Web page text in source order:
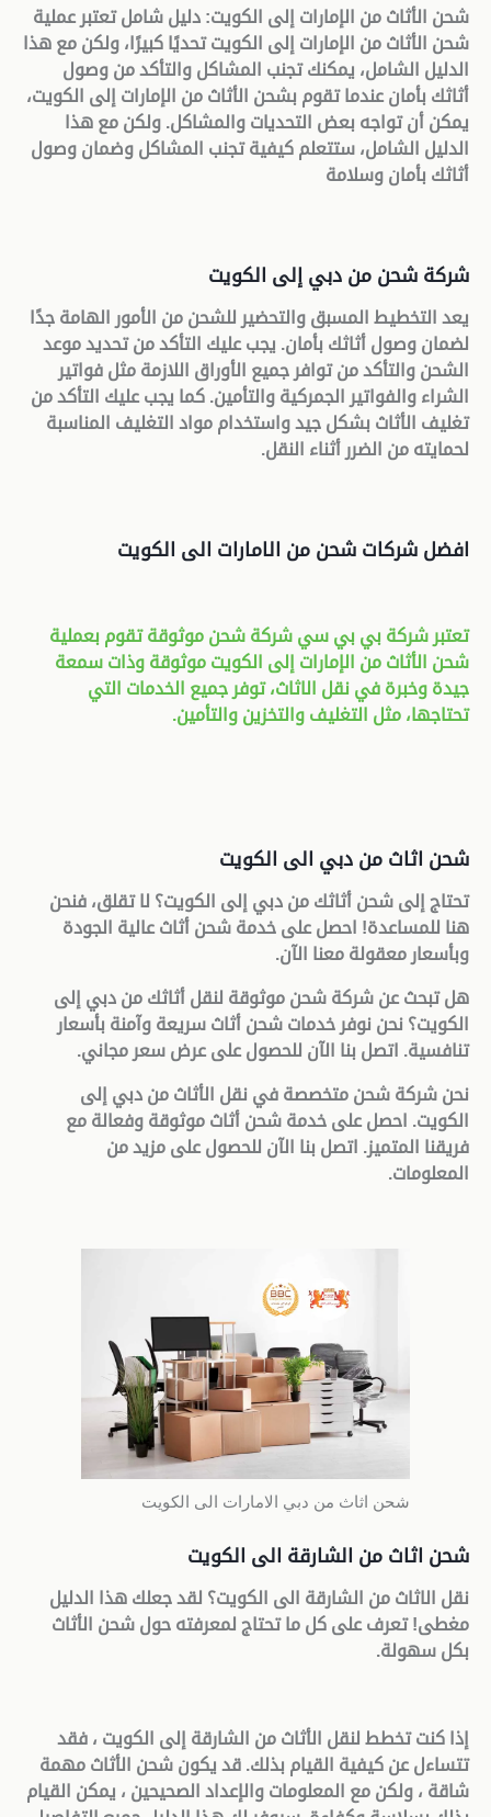
شحن الأثاث من الإمارات إلى الكويت: دليل شامل تعتبر عملية
شحن الأثاث من الإمارات إلى الكويت تحديًا كبيرًا، ولكن مع هذا
الدليل الشامل، يمكنك تجنب المشاكل والتأكد من وصول
أثاثك بأمان عندما تقوم بشحن الأثاث من الإمارات إلى الكويت،
يمكن أن تواجه بعض التحديات والمشاكل. ولكن مع هذا
الدليل الشامل، ستتعلم كيفية تجنب المشاكل وضمان وصول
أثاثك بأمان وسلامة
شركة شحن من دبي إلى الكويت
يعد التخطيط المسبق والتحضير للشحن من الأمور الهامة جدًا
لضمان وصول أثاثك بأمان. يجب عليك التأكد من تحديد موعد
الشحن والتأكد من توافر جميع الأوراق اللازمة مثل فواتير
الشراء والفواتير الجمركية والتأمين. كما يجب عليك التأكد من
تغليف الأثاث بشكل جيد واستخدام مواد التغليف المناسبة
لحمايته من الضرر أثناء النقل.
افضل شركات شحن من الامارات الى الكويت
تعتبر شركة بي بي سي شركة شحن موثوقة تقوم بعملية
شحن الأثاث من الإمارات إلى الكويت موثوقة وذات سمعة
جيدة وخبرة في نقل الاثاث، توفر جميع الخدمات التي
تحتاجها، مثل التغليف والتخزين والتأمين.
شحن اثاث من دبي الى الكويت
تحتاج إلى شحن أثاثك من دبي إلى الكويت؟ لا تقلق، فنحن
هنا للمساعدة! احصل على خدمة شحن أثاث عالية الجودة
وبأسعار معقولة معنا الآن.
هل تبحث عن شركة شحن موثوقة لنقل أثاثك من دبي إلى
الكويت؟ نحن نوفر خدمات شحن أثاث سريعة وآمنة بأسعار
تنافسية. اتصل بنا الآن للحصول على عرض سعر مجاني.
نحن شركة شحن متخصصة في نقل الأثاث من دبي إلى
الكويت. احصل على خدمة شحن أثاث موثوقة وفعالة مع
فريقنا المتميز. اتصل بنا الآن للحصول على مزيد من
المعلومات.
شحن اثاث من دبي الامارات الى الكويت
شحن اثاث من الشارقة الى الكويت
نقل الاثاث من الشارقة الى الكويت؟ لقد جعلك هذا الدليل
مغطى! تعرف على كل ما تحتاج لمعرفته حول شحن الأثاث
بكل سهولة.
إذا كنت تخطط لنقل الأثاث من الشارقة إلى الكويت ، فقد
تتساءل عن كيفية القيام بذلك. قد يكون شحن الأثاث مهمة
شاقة ، ولكن مع المعلومات والإعداد الصحيحين ، يمكن القيام